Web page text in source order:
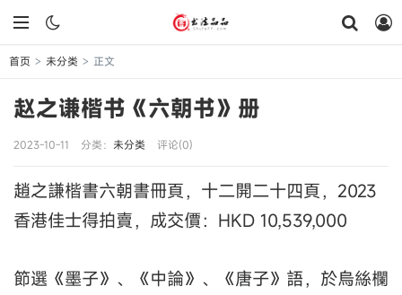
首页 > 未分类 > 正文
赵之谦楷书《六朝书》册
2023-10-11 分类： 未分类 评论(0)
趙之謙楷書六朝書冊頁，十二開二十四頁，2023
香港佳士得拍賣，成交價：HKD 10,539,000
節選《墨子》、《中論》、《唐子》語，於烏絲欄